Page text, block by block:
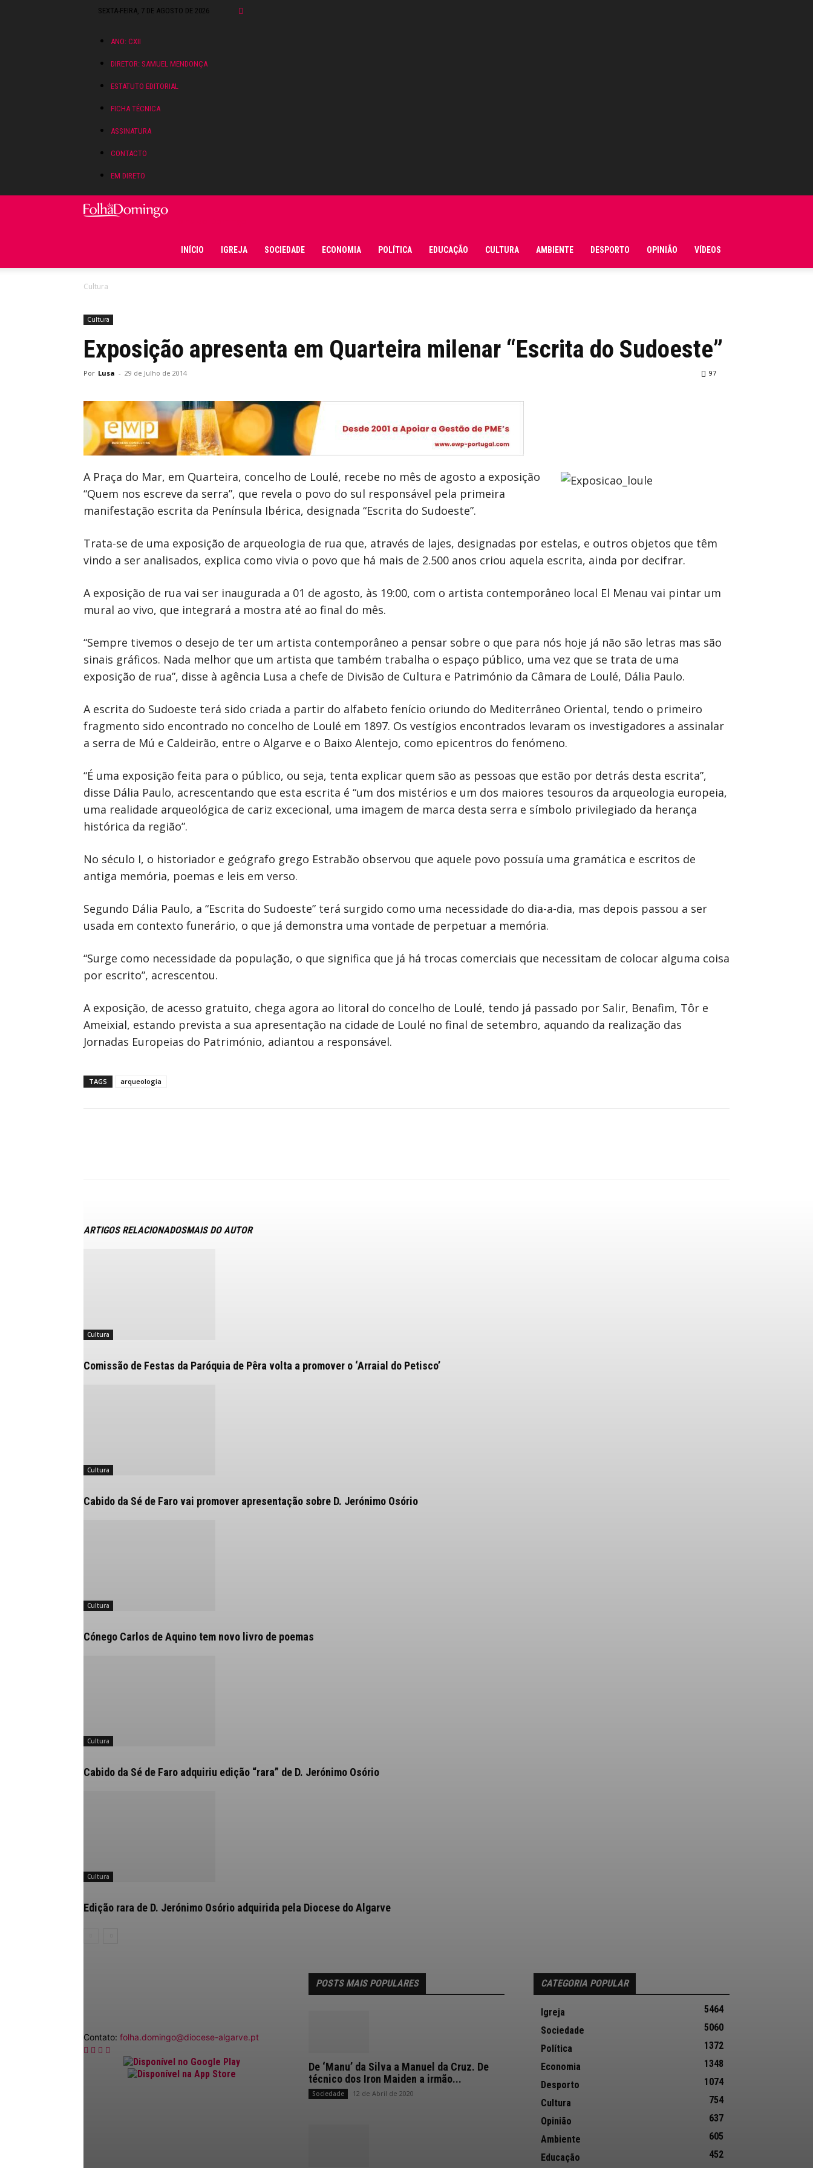
SEXTA-FEIRA, 7 DE AGOSTO DE 2026
ANO: CXII
DIRETOR: SAMUEL MENDONÇA
ESTATUTO EDITORIAL
FICHA TÉCNICA
ASSINATURA
CONTACTO
EM DIRETO
INÍCIO IGREJA SOCIEDADE ECONOMIA POLÍTICA EDUCAÇÃO CULTURA AMBIENTE DESPORTO OPINIÃO VÍDEOS
Cultura
Cultura
Exposição apresenta em Quarteira milenar “Escrita do Sudoeste”
Por Lusa - 29 de Julho de 2014 97
A Praça do Mar, em Quarteira, concelho de Loulé, recebe no mês de agosto a exposição
“Quem nos escreve da serra”, que revela o povo do sul responsável pela primeira
manifestação escrita da Península Ibérica, designada “Escrita do Sudoeste”.
Trata-se de uma exposição de arqueologia de rua que, através de lajes, designadas por estelas, e outros objetos que têm
vindo a ser analisados, explica como vivia o povo que há mais de 2.500 anos criou aquela escrita, ainda por decifrar.
A exposição de rua vai ser inaugurada a 01 de agosto, às 19:00, com o artista contemporâneo local El Menau vai pintar um
mural ao vivo, que integrará a mostra até ao final do mês.
“Sempre tivemos o desejo de ter um artista contemporâneo a pensar sobre o que para nós hoje já não são letras mas são
sinais gráficos. Nada melhor que um artista que também trabalha o espaço público, uma vez que se trata de uma
exposição de rua”, disse à agência Lusa a chefe de Divisão de Cultura e Património da Câmara de Loulé, Dália Paulo.
A escrita do Sudoeste terá sido criada a partir do alfabeto fenício oriundo do Mediterrâneo Oriental, tendo o primeiro
fragmento sido encontrado no concelho de Loulé em 1897. Os vestígios encontrados levaram os investigadores a assinalar
a serra de Mú e Caldeirão, entre o Algarve e o Baixo Alentejo, como epicentros do fenómeno.
“É uma exposição feita para o público, ou seja, tenta explicar quem são as pessoas que estão por detrás desta escrita”,
disse Dália Paulo, acrescentando que esta escrita é “um dos mistérios e um dos maiores tesouros da arqueologia europeia,
uma realidade arqueológica de cariz excecional, uma imagem de marca desta serra e símbolo privilegiado da herança
histórica da região”.
No século I, o historiador e geógrafo grego Estrabão observou que aquele povo possuía uma gramática e escritos de
antiga memória, poemas e leis em verso.
Segundo Dália Paulo, a “Escrita do Sudoeste” terá surgido como uma necessidade do dia-a-dia, mas depois passou a ser
usada em contexto funerário, o que já demonstra uma vontade de perpetuar a memória.
“Surge como necessidade da população, o que significa que já há trocas comerciais que necessitam de colocar alguma coisa
por escrito”, acrescentou.
A exposição, de acesso gratuito, chega agora ao litoral do concelho de Loulé, tendo já passado por Salir, Benafim, Tôr e
Ameixial, estando prevista a sua apresentação na cidade de Loulé no final de setembro, aquando da realização das
Jornadas Europeias do Património, adiantou a responsável.
TAGS arqueologia
ARTIGOS RELACIONADOSMAIS DO AUTOR
Cultura
Comissão de Festas da Paróquia de Pêra volta a promover o ‘Arraial do Petisco’
Cultura
Cabido da Sé de Faro vai promover apresentação sobre D. Jerónimo Osório
Cultura
Cónego Carlos de Aquino tem novo livro de poemas
Cultura
Cabido da Sé de Faro adquiriu edição “rara” de D. Jerónimo Osório
Cultura
Edição rara de D. Jerónimo Osório adquirida pela Diocese do Algarve
Contato: folha.domingo@diocese-algarve.pt
POSTS MAIS POPULARES
De ‘Manu’ da Silva a Manuel da Cruz. De
técnico dos Iron Maiden a irmão...
Sociedade 12 de Abril de 2020
CATEGORIA POPULAR
Igreja
5464
Sociedade
5060
Política
1372
Economia
1348
Desporto
1074
Cultura
754
Opinião
637
Ambiente
605
Educação
452